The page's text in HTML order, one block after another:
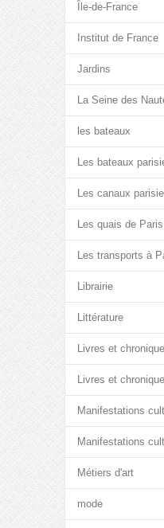
Île-de-France
Institut de France
Jardins
La Seine des
les bateaux
Les bateaux
Les canaux
Les quais de Paris
Les transports à
Librairie
Littérature
Livres et
Livres et
Manifestations
Manifestations
Métiers d'art
mode